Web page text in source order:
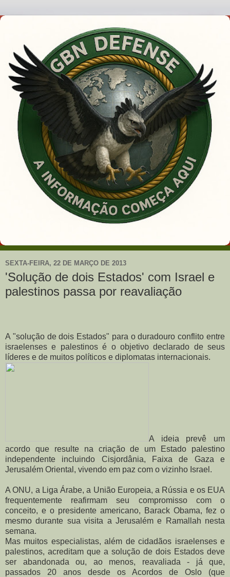
SEXTA-FEIRA, 22 DE MARÇO DE 2013
'Solução de dois Estados' com Israel e
palestinos passa por reavaliação
A "solução de dois Estados" para o duradouro conflito entre
israelenses e palestinos é o objetivo declarado de seus
líderes e de muitos políticos e diplomatas internacionais.
A ideia prevê um
acordo que resulte na criação de um Estado palestino
independente incluindo Cisjordânia, Faixa de Gaza e
Jerusalém Oriental, vivendo em paz com o vizinho Israel.
A ONU, a Liga Árabe, a União Europeia, a Rússia e os EUA
frequentemente reafirmam seu compromisso com o
conceito, e o presidente americano, Barack Obama, fez o
mesmo durante sua visita a Jerusalém e Ramallah nesta
semana.
Mas muitos especialistas, além de cidadãos israelenses e
palestinos, acreditam que a solução de dois Estados deve
ser abandonada ou, ao menos, reavaliada - já que,
passados 20 anos desde os Acordos de Oslo (que